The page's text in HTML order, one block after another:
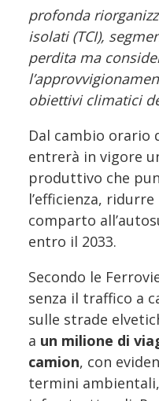
profonda
isolati (TCI),
perdita ma
obiettivi climatici
Dal cambio orario
entrerà in vigore
produttivo che
l’efficienza,
comparto
entro il 2033.
Secondo le
senza il traffico a
sulle strade
a un milione di
camion, con
termini